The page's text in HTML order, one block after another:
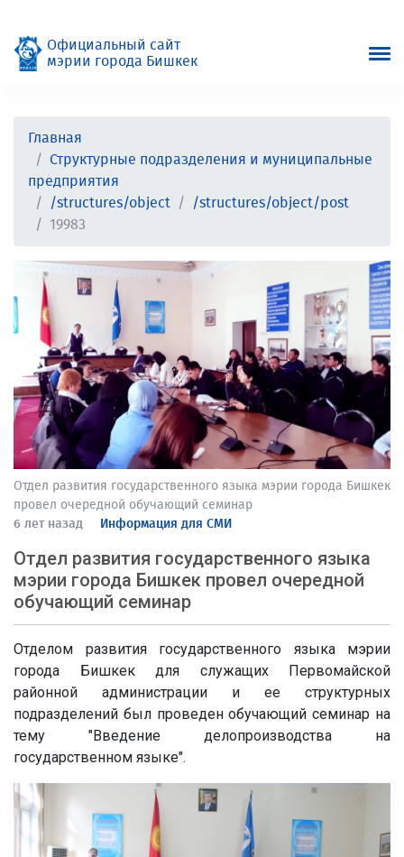
Официальный сайт
мэрии города Бишкек
Главная
Структурные подразделения и муниципальные
предприятия
/structures/object
/structures/object/post
19983
Отдел развития государственного языка мэрии города Бишкек
провел очередной обучающий семинар
6 лет назад
Информация для СМИ
Отдел развития государственного языка
мэрии города Бишкек провел очередной
обучающий семинар
Отделом развития государственного языка мэрии
города Бишкек для служащих Первомайской
районной администрации и ее структурных
подразделений был проведен обучающий семинар на
тему "Введение делопроизводства на
государственном языке".